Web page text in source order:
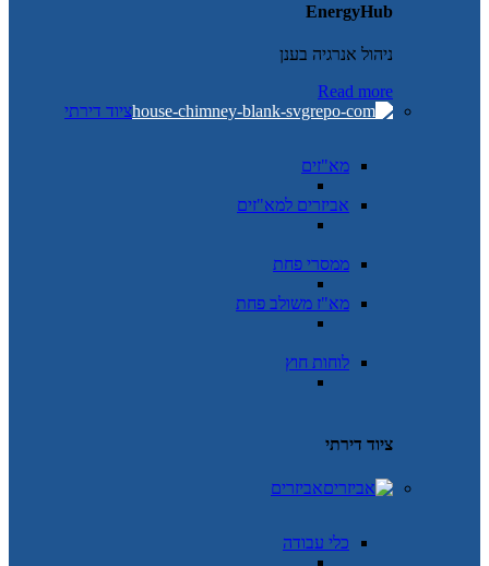
EnergyHub
ניהול אנרגיה בענן
Read more
ציוד דירתי
מא"זים
אביזרים למא"זים
ממסרי פחת
מא"ז משולב פחת
לוחות חוץ
ציוד דירתי
אביזרים
כלי עבודה